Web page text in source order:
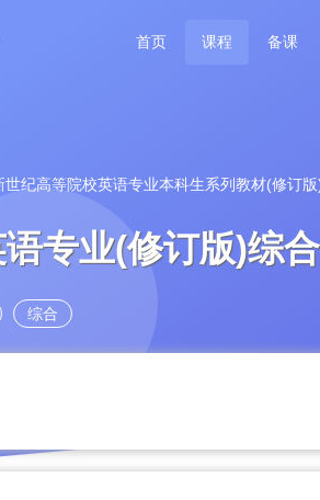
首页 课程 备课
世纪高等院校英语专业本科生系列教材(修订
专业(修订版)综
综合